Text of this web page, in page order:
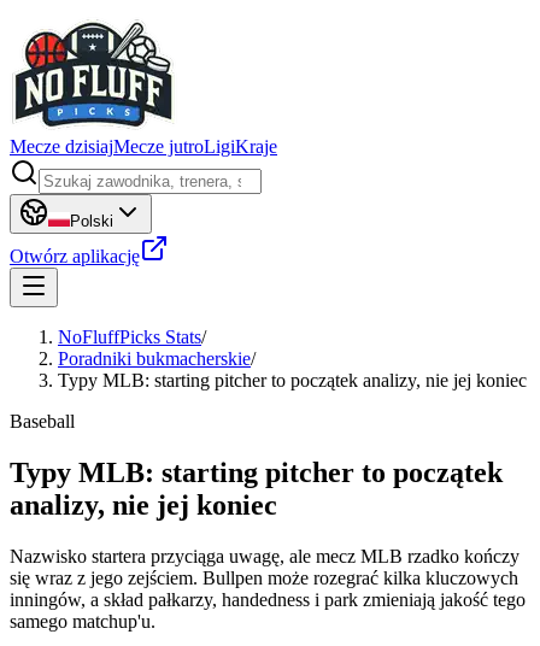
Mecze dzisiajMecze jutroLigiKraje
Polski
Otwórz aplikację
NoFluffPicks Stats/
Poradniki bukmacherskie/
Typy MLB: starting pitcher to początek analizy, nie jej koniec
Baseball
Typy MLB: starting pitcher to początek
analizy, nie jej koniec
Nazwisko startera przyciąga uwagę, ale mecz MLB rzadko kończy
się wraz z jego zejściem. Bullpen może rozegrać kilka kluczowych
inningów, a skład pałkarzy, handedness i park zmieniają jakość tego
samego matchup'u.